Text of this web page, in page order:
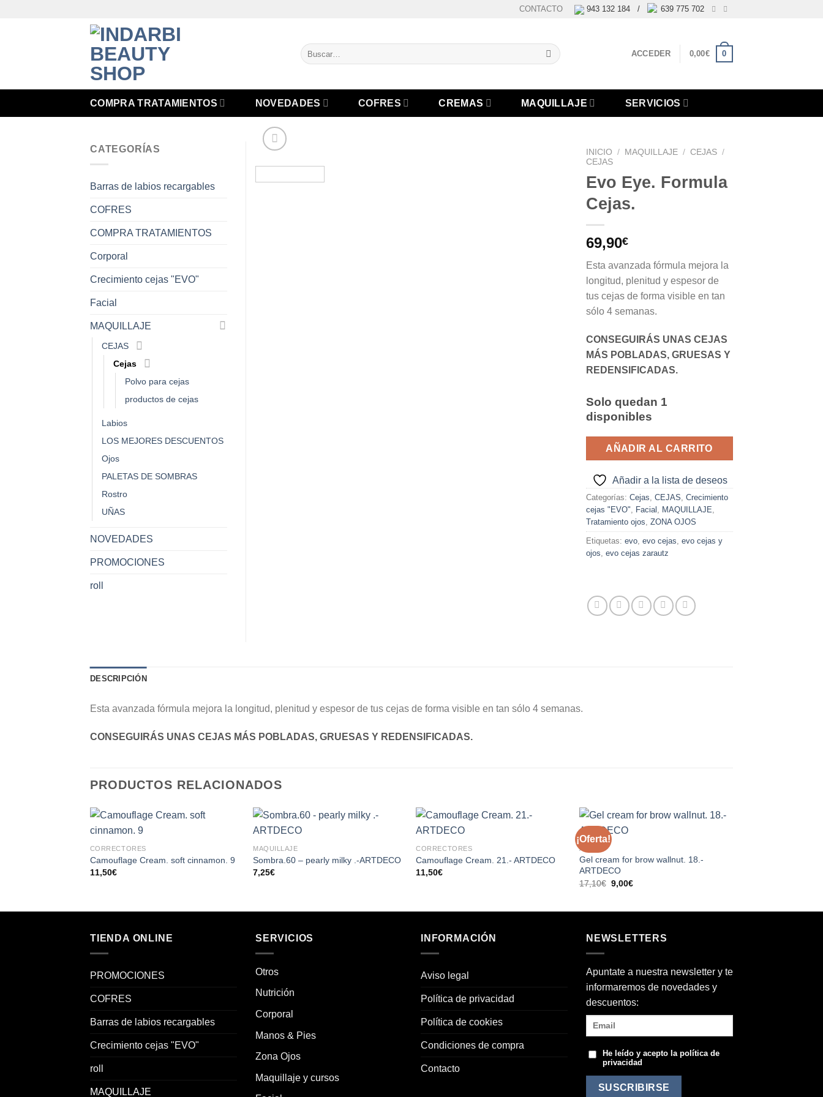
CONTACTO 943 132 184 / 639 775 702
Buscar
por:
ACCEDER 0,00€ 0
COMPRA TRATAMIENTOS NOVEDADES COFRES CREMAS MAQUILLAJE SERVICIOS
INICIO / MAQUILLAJE / CEJAS /
CEJAS
Evo Eye. Formula
Cejas.
69,90€
Esta avanzada fórmula mejora la
longitud, plenitud y espesor de
tus cejas de forma visible en tan
sólo 4 semanas.
CONSEGUIRÁS UNAS CEJAS
MÁS POBLADAS, GRUESAS Y
REDENSIFICADAS.
Solo quedan 1
disponibles
AÑADIR AL CARRITO
Añadir a la lista de deseos
Categorías: Cejas, CEJAS, Crecimiento
cejas "EVO", Facial , MAQUILLAJE,
Tratamiento ojos, ZONA OJOS
Etiquetas: evo, evo cejas, evo cejas y
ojos, evo cejas zarautz
CATEGORÍAS
Barras de labios recargables
COFRES
COMPRA TRATAMIENTOS
Corporal
Crecimiento cejas "EVO"
Facial
MAQUILLAJE
CEJAS
Cejas
Polvo para cejas
productos de cejas
Labios
LOS MEJORES DESCUENTOS
Ojos
PALETAS DE SOMBRAS
Rostro
UÑAS
NOVEDADES
PROMOCIONES
roll
DESCRIPCIÓN
Esta avanzada fórmula mejora la longitud, plenitud y espesor de tus cejas de forma visible en tan sólo 4 semanas.
CONSEGUIRÁS UNAS CEJAS MÁS POBLADAS, GRUESAS Y REDENSIFICADAS.
PRODUCTOS RELACIONADOS
lista de
CORRECTORES
Camouflage Cream. soft cinnamon. 9
11,50€
lista de
MAQUILLAJE
Sombra.60 – pearly milky .-ARTDECO
7,25€
lista de
CORRECTORES
Camouflage Cream. 21.- ARTDECO
11,50€
¡Oferta!
lista de
AQUÍ
Gel cream for brow wallnut. 18.-
ARTDECO
17,10€ El
precio
9,00€El
TIENDA ONLINE
PROMOCIONES
COFRES
Barras de labios recargables
Crecimiento cejas "EVO"
roll
MAQUILLAJE
SERVICIOS
Otros
Nutrición
Corporal
Manos & Pies
Zona Ojos
Maquillaje y cursos
INFORMACIÓN
Aviso legal
Política de privacidad
Política de cookies
Condiciones de compra
Contacto
NEWSLETTERS
Apuntate a nuestra newsletter y te
informaremos de novedades y
descuentos:
He leído y acepto la política de
privacidad